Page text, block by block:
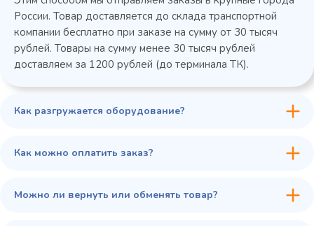
45 900 ₽
России. Товар доставляется до склада транспортной
компании бесплатно при заказе на сумму от 30 тысяч
рублей. Товары на сумму менее 30 тысяч рублей
доставляем за 1200 рублей (до терминала ТК).
Как разгружается оборудование?
Как можно оплатить заказ?
Можно ли вернуть или обменять товар?